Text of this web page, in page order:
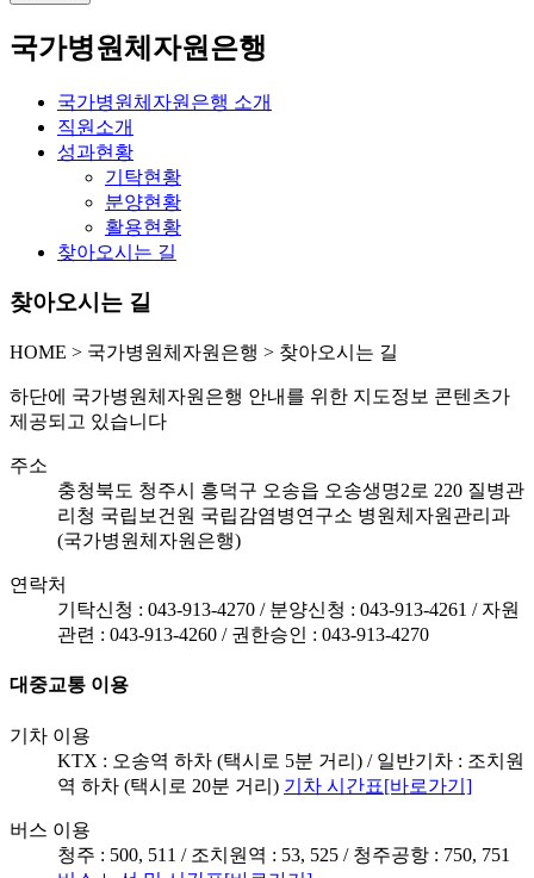
국가병원체자원은행
국가병원체자원은행 소개
직원소개
성과현황
기탁현황
분양현황
활용현황
찾아오시는 길
찾아오시는 길
HOME > 국가병원체자원은행 > 찾아오시는 길
하단에 국가병원체자원은행 안내를 위한 지도정보 콘텐츠가
제공되고 있습니다
주소
충청북도 청주시 흥덕구 오송읍 오송생명2로 220 질병관
리청 국립보건원 국립감염병연구소 병원체자원관리과
(국가병원체자원은행)
연락처
기탁신청 : 043-913-4270 / 분양신청 : 043-913-4261 / 자원
관련 : 043-913-4260 / 권한승인 : 043-913-4270
대중교통 이용
기차 이용
KTX : 오송역 하차 (택시로 5분 거리) / 일반기차 : 조치원
역 하차 (택시로 20분 거리) 기차 시간표[바로가기]
버스 이용
청주 : 500, 511 / 조치원역 : 53, 525 / 청주공항 : 750, 751